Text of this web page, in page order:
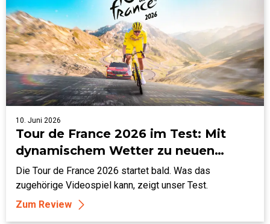
10. Juni 2026
Tour de France 2026 im Test: Mit
dynamischem Wetter zu neuen
Höhen?
Die Tour de France 2026 startet bald. Was das
zugehörige Videospiel kann, zeigt unser Test.
Zum Review